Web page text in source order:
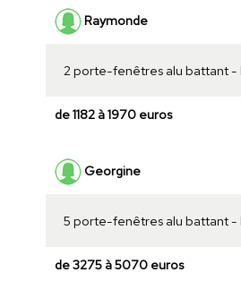
Raymonde
2 porte-fenêtres alu battant
de 1182 à 1970 euros
Georgine
5 porte-fenêtres alu battant -
de 3275 à 5070 euros